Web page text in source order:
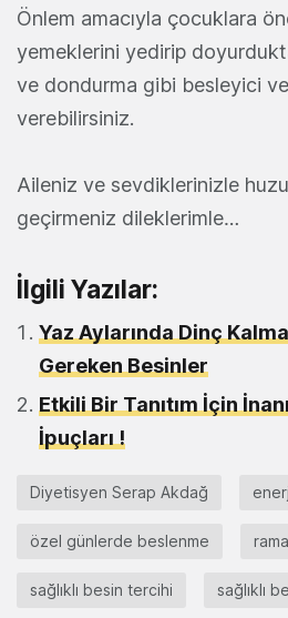
Önlem amacıyla çocuklara
yemeklerini yedirip
ve dondurma gibi besleyici ve
verebilirsiniz.
Aileniz ve sevdiklerinizle
geçirmeniz dileklerimle…
İlgili Yazılar:
Yaz Aylarında Dinç
Gereken Besinler
Etkili Bir Tanıtım İçin
İpuçları !
Diyetisyen Serap Akdağ
özel günlerde beslenme
sağlıklı besin tercihi sağlıklı